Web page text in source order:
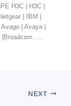
H3C | H3C |
| IBM |
| Avaya |
NEXT